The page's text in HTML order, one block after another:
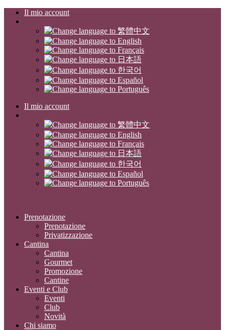
Il mio account
Il mio account
Prenotazione
Prenotazione
Privatizzazione
Cantina
Cantina
Gourmet
Promozione
Cantine
Eventi e Club
Eventi
Club
Novità
Chi siamo